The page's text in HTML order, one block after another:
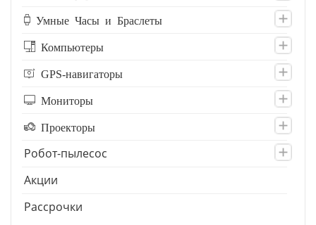
Умные Часы и Браслеты
Компьютеры
GPS-навигаторы
Мониторы
Проекторы
Робот-пылесос
Акции
Рассрочки